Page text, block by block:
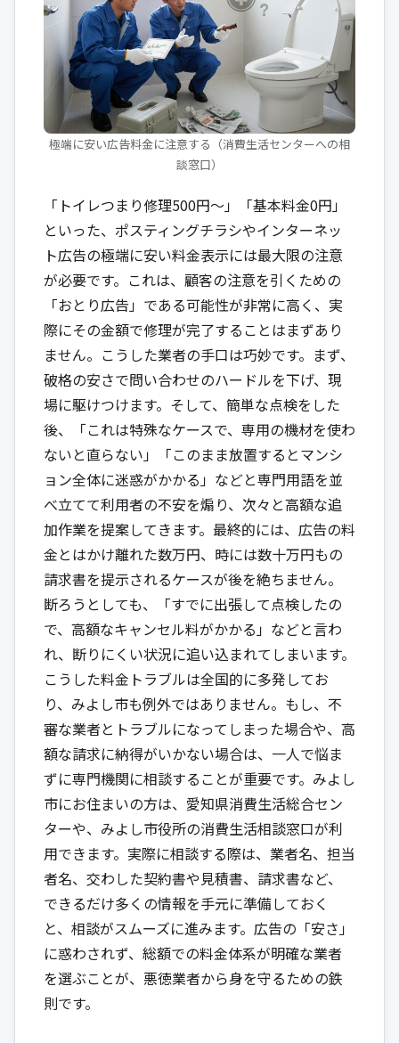
極端に安い広告料金に注意する（消費生活センターへの相
談窓口）
「トイレつまり修理500円〜」「基本料金0円」
といった、ポスティングチラシやインターネッ
ト広告の極端に安い料金表示には最大限の注意
が必要です。これは、顧客の注意を引くための
「おとり広告」である可能性が非常に高く、実
際にその金額で修理が完了することはまずあり
ません。こうした業者の手口は巧妙です。まず、
破格の安さで問い合わせのハードルを下げ、現
場に駆けつけます。そして、簡単な点検をした
後、「これは特殊なケースで、専用の機材を使わ
ないと直らない」「このまま放置するとマンシ
ョン全体に迷惑がかかる」などと専門用語を並
べ立てて利用者の不安を煽り、次々と高額な追
加作業を提案してきます。最終的には、広告の料
金とはかけ離れた数万円、時には数十万円もの
請求書を提示されるケースが後を絶ちません。
断ろうとしても、「すでに出張して点検したの
で、高額なキャンセル料がかかる」などと言わ
れ、断りにくい状況に追い込まれてしまいます。
こうした料金トラブルは全国的に多発してお
り、みよし市も例外ではありません。もし、不
審な業者とトラブルになってしまった場合や、高
額な請求に納得がいかない場合は、一人で悩ま
ずに専門機関に相談することが重要です。みよし
市にお住まいの方は、 愛知県消費生活総合セン
ターや、みよし市役所の消費生活相談窓口が利
用できます。実際に相談する際は、業者名、担当
者名、交わした契約書や見積書、請求書など、
できるだけ多くの情報を手元に準備しておく
と、相談がスムーズに進みます。広告の「安さ」
に惑わされず、総額での料金体系が明確な業者
を選ぶことが、悪徳業者から身を守るための鉄
則です。